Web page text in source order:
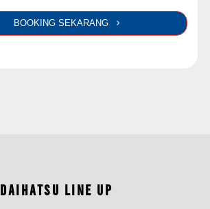
BOOKING SEKARANG
DAIHATSU LINE UP